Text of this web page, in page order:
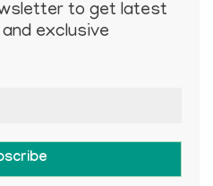
to get latest
exclusive